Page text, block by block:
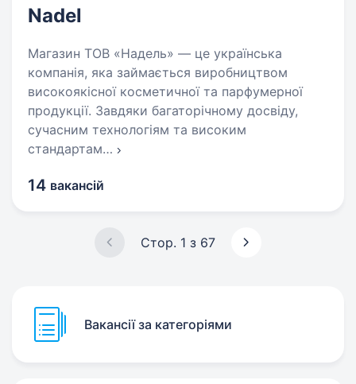
Nadel
Магазин ТОВ «Надель» — це українська
компанія, яка займається виробництвом
високоякісної косметичної та парфумерної
продукції. Завдяки багаторічному досвіду,
сучасним технологіям та високим
стандартам…
14 вакансій
Стор. 1 з 67
Вакансії за категоріями